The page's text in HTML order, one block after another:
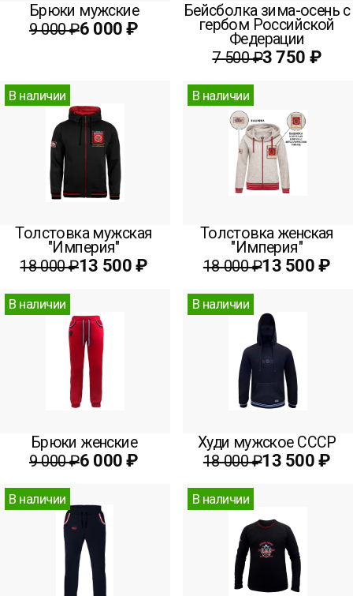
Брюки мужские
9 000 ₽6 000 ₽
Бейсболка зима-осень с
гербом Российской
Федерации
7 500 ₽3 750 ₽
В наличии
Толстовка мужская
"Империя"
18 000 ₽13 500 ₽
В наличии
Толстовка женская
"Империя"
18 000 ₽13 500 ₽
В наличии
Брюки женские
9 000 ₽6 000 ₽
В наличии
Худи мужское СССР
18 000 ₽13 500 ₽
В наличии В наличии